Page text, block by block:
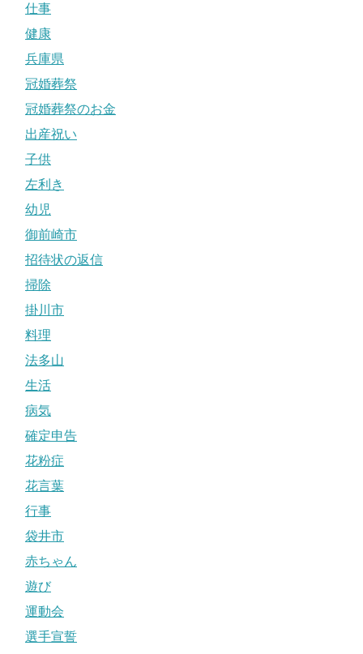
仕事
健康
兵庫県
冠婚葬祭
冠婚葬祭のお金
出産祝い
子供
左利き
幼児
御前崎市
招待状の返信
掃除
掛川市
料理
法多山
生活
病気
確定申告
花粉症
花言葉
行事
袋井市
赤ちゃん
遊び
運動会
選手宣誓